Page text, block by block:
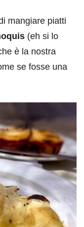
mangiare piatti
(eh si lo
è la nostra
se fosse una